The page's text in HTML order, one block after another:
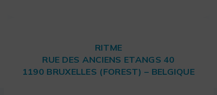
RITME
RUE DES ANCIENS ETANGS 40
1190 BRUXELLES (FOREST) – BELGIQUE